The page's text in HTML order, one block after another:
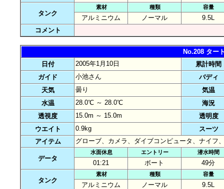
タンク
素材 種類 容量
アルミニウム ノーマル
9.5L
コメント
No.208 ター
日付
2005年1月10日
累計時間
ガイド
小池さん
バディ
天気
曇り
気温
水温
28.0℃ ～ 28.0℃
海況
透視度
15.0m ～ 15.0m
透明度
ウエイト
0.9kg
スーツ
アイテム
グローブ、カメラ、ダイブコンピュータ、ナイフ
データ
水面休息 エントリー 潜水時間
01:21 ボート 49分
タンク
素材 種類 容量
アルミニウム ノーマル
9.5L